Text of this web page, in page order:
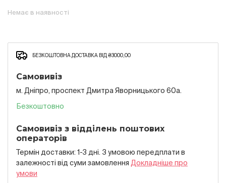
Немає в наявності
БЕЗКОШТОВНА ДОСТАВКА ВІД ₴3000,00
Самовивіз
м. Дніпро, проспект Дмитра Яворницького 60а.
Безкоштовно
Самовивіз з відділень поштових
операторів
Термін доставки: 1-3 дні. З умовою передплати в
залежностi вiд суми замовлення Докладнiше про
умови